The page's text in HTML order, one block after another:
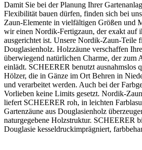
Damit Sie bei der Planung Ihrer
Flexibilität bauen dürfen, finden sich bei
Zaun-Elemente in vielfältigen Größen und
wir einen Nordik-Fertigzaun, der exakt auf
ausgerichtet ist. Unsere Nordik-Zaun-Teile
Douglasienholz. Holzzäune verschaffen
überwiegend natürlichen Charme, der zum
einlädt. SCHEERER benutzt ausnahmslos
Hölzer, die in Gänze im Ort Behren in
und verarbeitet werden. Auch bei der
Vorlieben keine Limits gesetzt. Nordik-
liefert SCHEERER roh, in leichten
Gartenzäune aus Douglasienholz
naturgegebene Holzstruktur. SCHEERER
Douglasie kesseldruckimprägniert,